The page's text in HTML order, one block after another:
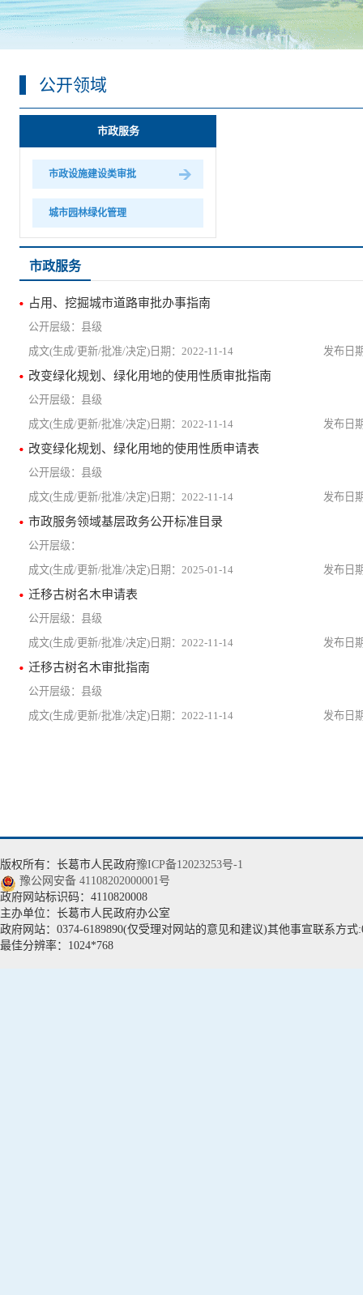
公开领域
市政服务
市政设施建设类审批
城市园林绿化管理
市政服务
占用、挖掘城市道路审批办事指南
县级
2022-11-14
改变绿化规划、绿化用地的使用性质审批指南
县级
2022-11-14
改变绿化规划、绿化用地的使用性质申请表
县级
2022-11-14
市政服务领域基层政务公开标准目录
2025-01-14
迁移古树名木申请表
县级
2022-11-14
迁移古树名木审批指南
县级
2022-11-14
版权所有：长葛市人民政府豫ICP备12023253号-1
豫公网安备 41108202000001号
政府网站标识码：4110820008
主办单位：长葛市人民政府办公室
政府网站：0374-6189890(仅受理对网站的意见和建议)其他事宣联系方式
最佳分辨率：1024*768